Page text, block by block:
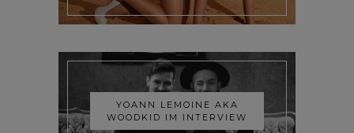
YOANN LEMOINE AKA
WOODKID IM INTERVIEW